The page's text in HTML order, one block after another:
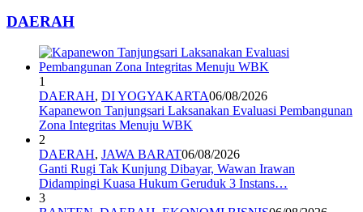
DAERAH
1
DAERAH, DI YOGYAKARTA06/08/2026
Kapanewon Tanjungsari Laksanakan Evaluasi Pembangunan
Zona Integritas Menuju WBK
2
DAERAH, JAWA BARAT06/08/2026
Ganti Rugi Tak Kunjung Dibayar, Wawan Irawan
Didampingi Kuasa Hukum Geruduk 3 Instans…
3